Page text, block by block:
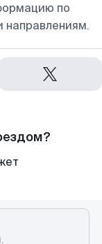
по